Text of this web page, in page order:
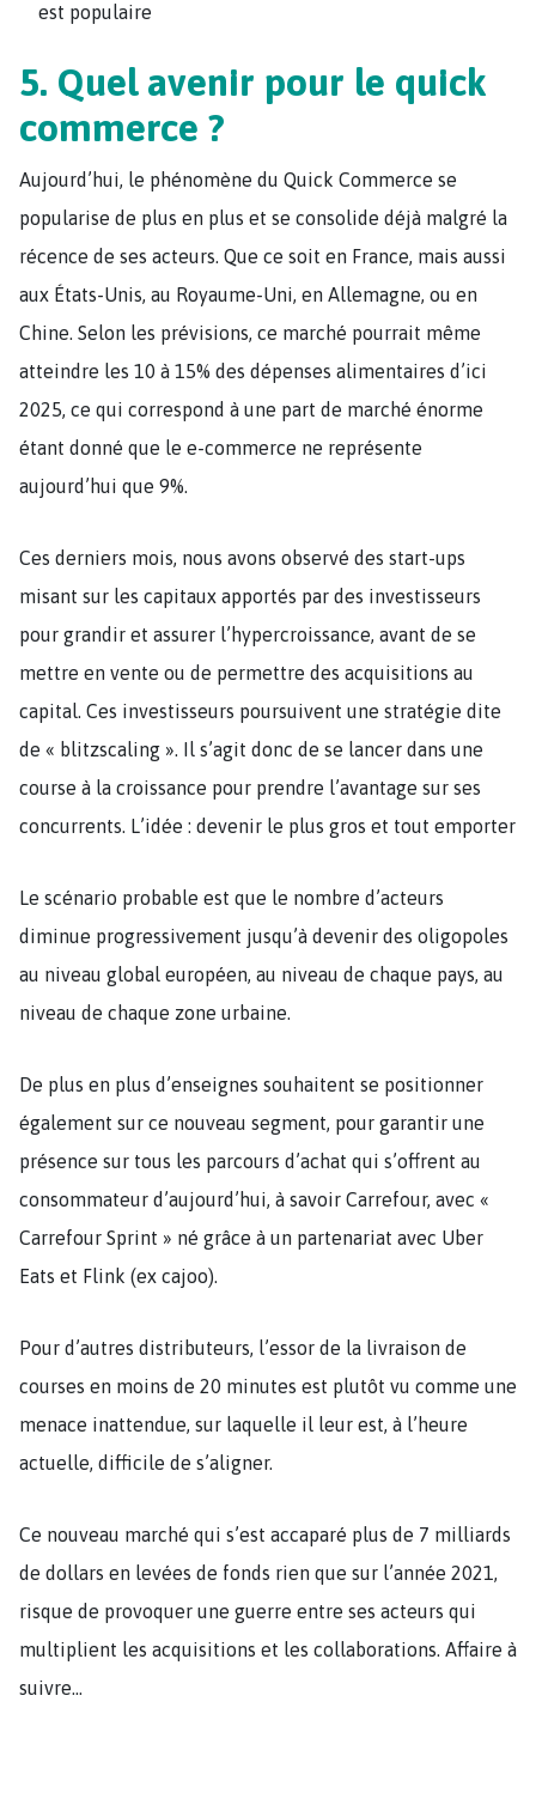
est populaire
5. Quel avenir pour le quick
commerce ?
Aujourd’hui, le phénomène du Quick Commerce se
popularise de plus en plus et se consolide déjà malgré la
récence de ses acteurs. Que ce soit en France, mais aussi
aux États-Unis, au Royaume-Uni, en Allemagne, ou en
Chine. Selon les prévisions, ce marché pourrait même
atteindre les 10 à 15% des dépenses alimentaires d’ici
2025, ce qui correspond à une part de marché énorme
étant donné que le e-commerce ne représente
aujourd’hui que 9%.
Ces derniers mois, nous avons observé des start-ups
misant sur les capitaux apportés par des investisseurs
pour grandir et assurer l’hypercroissance, avant de se
mettre en vente ou de permettre des acquisitions au
capital. Ces investisseurs poursuivent une stratégie dite
de « blitzscaling ». Il s’agit donc de se lancer dans une
course à la croissance pour prendre l’avantage sur ses
concurrents. L’idée : devenir le plus gros et tout emporter
Le scénario probable est que le nombre d’acteurs
diminue progressivement jusqu’à devenir des oligopoles
au niveau global européen, au niveau de chaque pays, au
niveau de chaque zone urbaine.
De plus en plus d’enseignes souhaitent se positionner
également sur ce nouveau segment, pour garantir une
présence sur tous les parcours d’achat qui s’offrent au
consommateur d’aujourd’hui, à savoir Carrefour, avec «
Carrefour Sprint » né grâce à un partenariat avec Uber
Eats et Flink (ex cajoo).
Pour d’autres distributeurs, l’essor de la livraison de
courses en moins de 20 minutes est plutôt vu comme une
menace inattendue, sur laquelle il leur est, à l’heure
actuelle, difficile de s’aligner.
Ce nouveau marché qui s’est accaparé plus de 7 milliards
de dollars en levées de fonds rien que sur l’année 2021,
risque de provoquer une guerre entre ses acteurs qui
multiplient les acquisitions et les collaborations. Affaire à
suivre…